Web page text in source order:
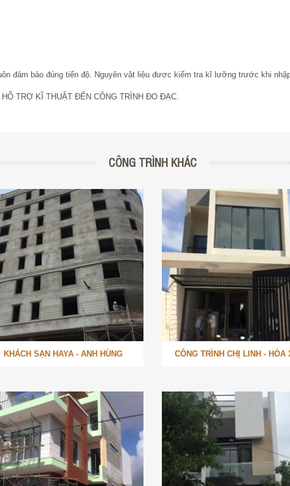
đảm bảo đúng tiến độ. Nguyên vật liệu được kiểm tra kĩ lưỡng trước khi
TRỢ KĨ THUẬT ĐẾN CÔNG TRÌNH ĐO ĐẠC.
CÔNG TRÌNH KHÁC
KHÁCH SẠN HAYA - ANH HÙNG CÔNG TRÌNH CHỊ LINH - HÒA